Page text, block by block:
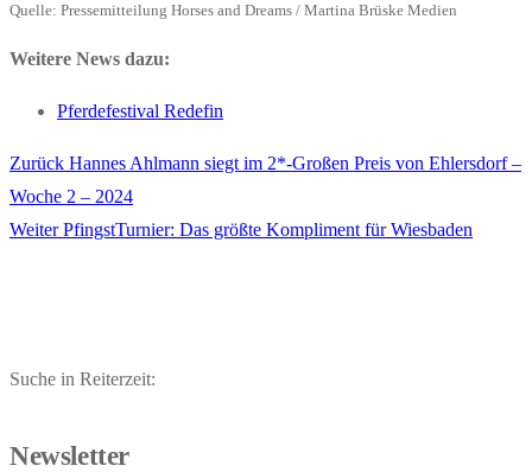
Quelle: Pressemitteilung Horses and Dreams / Martina Brüske Medien
Weitere News dazu:
Pferdefestival Redefin
Beitragsnavigation
Zurück Vorheriger
Beitrag:
Hannes Ahlmann siegt im 2*-Großen Preis von Ehlersdorf –
Woche 2 – 2024
Weiter Nächster
PfingstTurnier: Das größte Kompliment für Wiesbaden
Suche in Reiterzeit:
Newsletter